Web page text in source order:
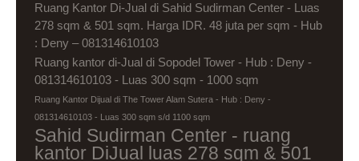
Ruang Kantor Di-Jual di Sahid Sudirman Center - Luas
278 sqm & 501 sqm. Harga IDR. 48 juta per sqm - Hub
: Deny – 081314610103
Ruang kantor di-Jual di Sopodel Tower - Hub : Deny -
081314610103 - Luas 300 sqm - 1000 sqm
Ruang Kantor Dijual di The Tower Alam Sutera - Hub : Deny -
081314610103 - Luas 300 sqm s/d 1100 sqm
Sahid Sudirman Center - ruang
kantor DiJual luas 278 sqm & 501